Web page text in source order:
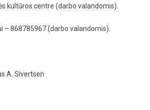
kultūros centre (darbo valandomis).
– 868785967 (darbo valandomis).
A. Sivertsen